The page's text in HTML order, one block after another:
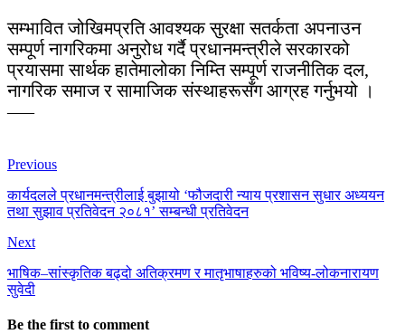
सम्भावित जोखिमप्रति आवश्यक सुरक्षा सतर्कता अपनाउन
सम्पूर्ण नागरिकमा अनुरोध गर्दै प्रधानमन्त्रीले सरकारको
प्रयासमा सार्थक हातेमालोका निम्ति सम्पूर्ण राजनीतिक दल,
नागरिक समाज र सामाजिक संस्थाहरूसँग आग्रह गर्नुभयो ।
–––
Previous
कार्यदलले प्रधानमन्त्रीलाई बुझायो ‘फौजदारी न्याय प्रशासन सुधार अध्ययन
तथा सुझाव प्रतिवेदन २०८१’ सम्बन्धी प्रतिवेदन
Next
भाषिक–सांस्कृतिक बढ्दो अतिक्रमण र मातृभाषाहरुको भविष्य-लोकनारायण
सुवेदी
Be the first to comment